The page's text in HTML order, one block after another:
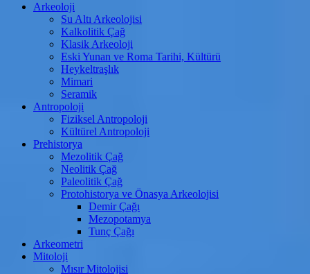
Arkeoloji
Su Altı Arkeolojisi
Kalkolitik Çağ
Klasik Arkeoloji
Eski Yunan ve Roma Tarihi, Kültürü
Heykeltraşlık
Mimari
Seramik
Antropoloji
Fiziksel Antropoloji
Kültürel Antropoloji
Prehistorya
Mezolitik Çağ
Neolitik Çağ
Paleolitik Çağ
Protohistorya ve Önasya Arkeolojisi
Demir Çağı
Mezopotamya
Tunç Çağı
Arkeometri
Mitoloji
Mısır Mitolojisi